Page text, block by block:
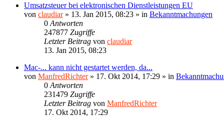
Umsatzsteuer bei elektronischen Dienstleistungen EU
von claudiar» 13. Jan 2015, 08:23 » in Bekanntmachungen
0 Antworten
247877 Zugriffe
Letzter Beitrag von claudiar
13. Jan 2015, 08:23
Mac-... kann nicht gestartet werden, da...
von ManfredRichter» 17. Okt 2014, 17:29 » in
0 Antworten
231479 Zugriffe
Letzter Beitrag von ManfredRichter
17. Okt 2014, 17:29